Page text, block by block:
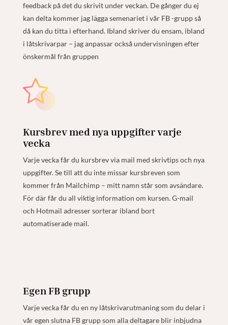
feedback på det du skrivit under veckan. De gånger du ej
kan delta kommer jag lägga semenariet i vår FB -grupp så
då kan du titta i efterhand. Ibland skriver du ensam, ibland
i låtskrivarpar – jag anpassar också undervisningen efter
önskermål från gruppen
Kursbrev med nya uppgifter varje
vecka
Varje vecka får du kursbrev via mail med skrivtips och nya
uppgifter. Se till att du inte missar kursbreven som
kommer från Mailchimp – mitt namn står som avsändare.
För där får du all viktig information om kursen. G-mail
och Hotmail adresser sorterar ibland bort
automatiserade mail.
Egen FB grupp
Varje vecka får du en ny låtskrivarutmaning som du delar i
vår egen slutna FB grupp som alla deltagare blir inbjudna